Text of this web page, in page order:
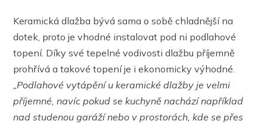
Keramická dlažba bývá sama o sobě chladnější na
dotek, proto je vhodné instalovat pod ni podlahové
topení. Díky své tepelné vodivosti dlažbu příjemně
prohřívá a takové topení je i ekonomicky výhodné.
„Podlahové vytápění u keramické dlažby je velmi
příjemné, navíc pokud se kuchyně nachází například
nad studenou garáží nebo v prostorách, kde se přes